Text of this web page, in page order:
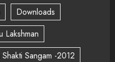
Downloads
Lakshman
Sangam -2012